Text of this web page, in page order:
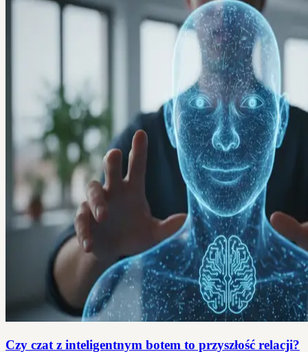
Czy czat z inteligentnym botem to przyszłość relacji?